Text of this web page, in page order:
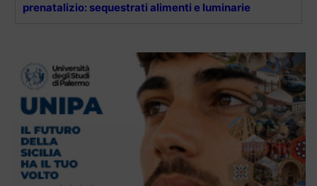
prenatalizio: sequestrati alimenti e luminarie